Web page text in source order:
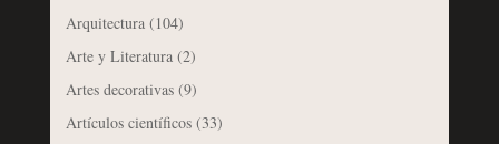
Arquitectura(104)
Arte y Literatura(2)
Artes decorativas(9)
Artículos científicos(33)